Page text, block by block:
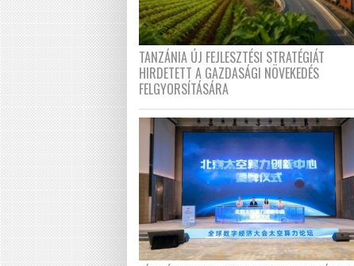
TANZÁNIA ÚJ FEJLESZTÉSI STRATÉGIÁT
HIRDETETT A GAZDASÁGI NÖVEKEDÉS
FELGYORSÍTÁSÁRA